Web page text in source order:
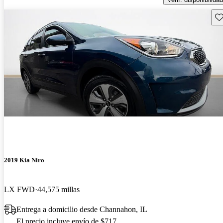
2019 Kia Niro
LX FWD 44,575 millas
Entrega a domicilio desde Channahon, IL